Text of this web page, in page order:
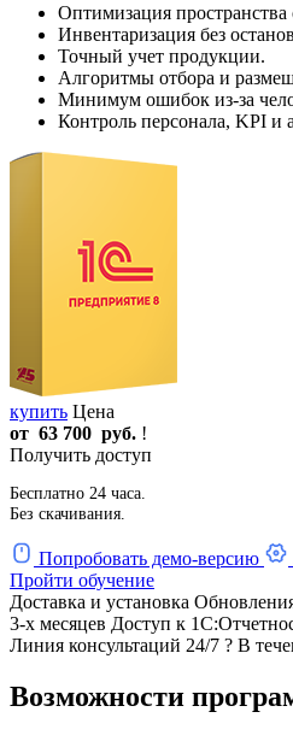
Оптимизация пространства
Инвентаризация без
Точный учет продукции.
Алгоритмы отбора и
Минимум ошибок из-за
Контроль персонала, KPI и
купить Цена
от 63 700 руб. !
Получить доступ
Бесплатно 24 часа.
Без скачивания.
Попробовать демо-версию
Пройти обучение
Доставка и установка
3-х месяцев Доступ к
Линия консультаций 24/7 ? В
Возможности